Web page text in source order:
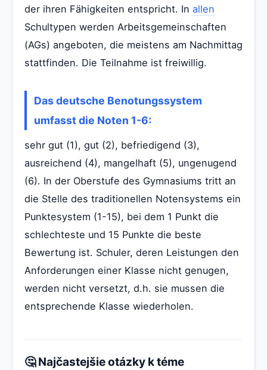
der ihren Fähigkeiten entspricht. In allen
Schultypen werden Arbeitsgemeinschaften
(AGs) angeboten, die meistens am Nachmittag
stattfinden. Die Teilnahme ist freiwillig.
Das deutsche Benotungssystem
umfasst die Noten 1-6:
sehr gut (1), gut (2), befriedigend (3),
ausreichend (4), mangelhaft (5), ungenugend
(6). In der Oberstufe des Gymnasiums tritt an
die Stelle des traditionellen Notensystems ein
Punktesystem (1-15), bei dem 1 Punkt die
schlechteste und 15 Punkte die beste
Bewertung ist. Schuler, deren Leistungen den
Anforderungen einer Klasse nicht genugen,
werden nicht versetzt, d.h. sie mussen die
entsprechende Klasse wiederholen.
🤔 Najčastejšie otázky k téme